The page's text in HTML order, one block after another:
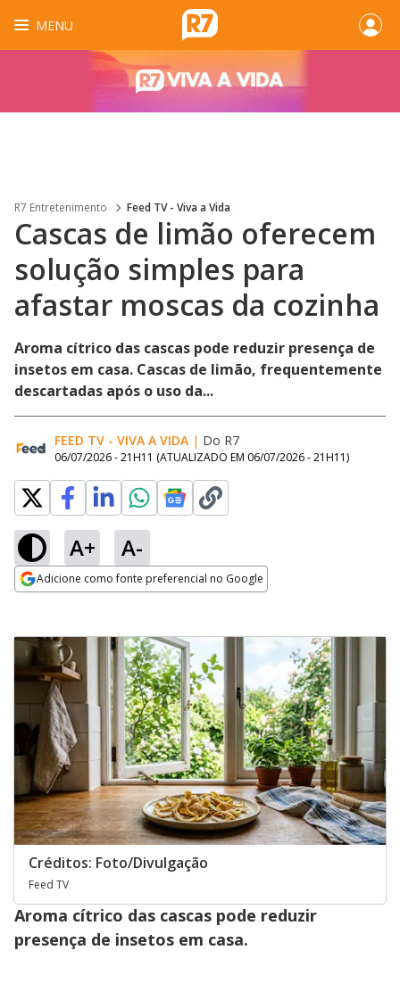
MENU
R7 Entretenimento Feed TV - Viva a Vida
Cascas de limão oferecem
solução simples para
afastar moscas da cozinha
Aroma cítrico das cascas pode reduzir presença de
insetos em casa. Cascas de limão, frequentemente
descartadas após o uso da...
FEED TV - VIVA A VIDA | Do R7
06/07/2026 - 21H11 (ATUALIZADO EM 06/07/2026 - 21H11)
A+ A-
Adicione como fonte preferencial no Google
Créditos: Foto/Divulgação
Feed TV
Aroma cítrico das cascas pode reduzir
presença de insetos em casa.